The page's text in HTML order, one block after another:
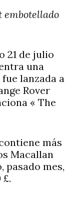
embotellado
21 de julio
una
lanzada a
Rover
« The
más
Macallan
pasado mes,